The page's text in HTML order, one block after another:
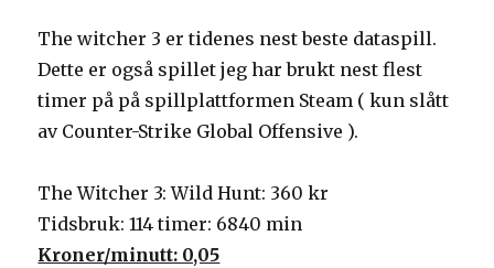
The witcher 3 er tidenes nest beste dataspill.
Dette er også spillet jeg har brukt nest flest
timer på på spillplattformen Steam ( kun slått
av Counter-Strike Global Offensive ).
The Witcher 3: Wild Hunt: 360 kr
Tidsbruk: 114 timer: 6840 min
Kroner/minutt: 0,05